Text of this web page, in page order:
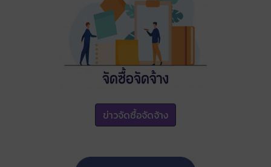
ข่าวจัดซื้อจัดจ้าง